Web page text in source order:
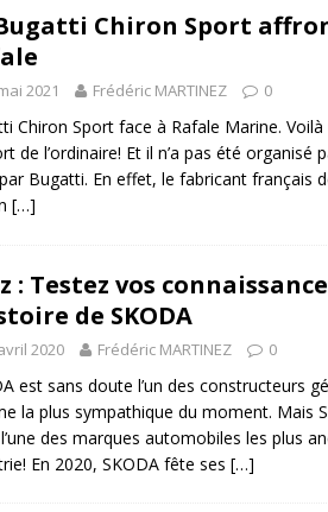
: Honda dévoile un spot publicitaire… confiné!
Chiron Sport
2021 Frédéric MARTINEZ 0
Chiron Sport face à Rafale Marine.
de l’ordinaire! Et il n’a pas été organisé
Bugatti. En effet, le fabricant français
[…]
: Testez vos
de SKODA
2020 Frédéric MARTINEZ 0
est sans doute l’un des constructeurs
la plus sympathique du moment. Mais
des marques automobiles les plus
En 2020, SKODA fête ses […]